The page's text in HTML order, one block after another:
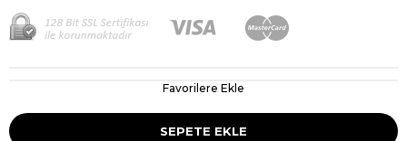
Favorilere Ekle